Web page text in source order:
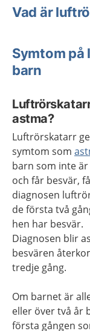
Vad är
Symtom
barn
astma?
Luftrörskatarr
symtom som
barn som inte
och får besvär,
diagnosen
de första två
hen har besvär.
Diagnosen blir
besvären
tredje gång.
Om barnet är
eller över två år
första gången